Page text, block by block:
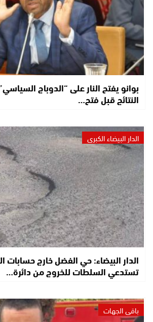
بوانو يفتح النار على “الدوباج
النتائج قبل فتح…
الدار البيضاء الكبرى
الدار البيضاء: حي الفضل خارج حسابات
تستدعي السلطات للخروج من دائرة…
باقي الجهات